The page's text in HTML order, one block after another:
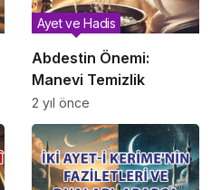
Abdestin Önemi:
Manevi Temizlik
Ayet ve Hadis
2 yıl önce